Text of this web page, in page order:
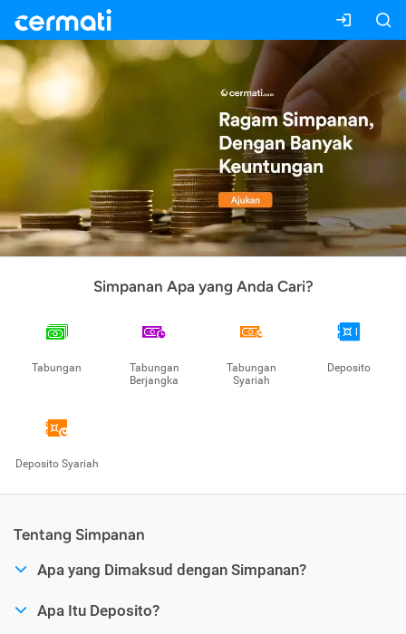
Simpanan Apa yang Anda Cari?
Tabungan
Tabungan
Berjangka
Tabungan
Syariah
Deposito
Deposito Syariah
Tentang Simpanan
Apa yang Dimaksud dengan Simpanan?
Apa Itu Deposito?